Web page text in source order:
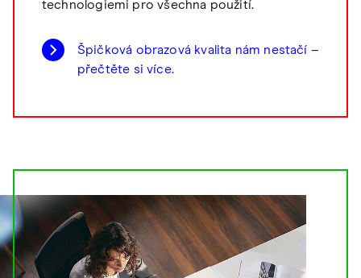
technologiemi pro všechna použití.
Špičková obrazová kvalita nám nestačí –
přečtěte si více.